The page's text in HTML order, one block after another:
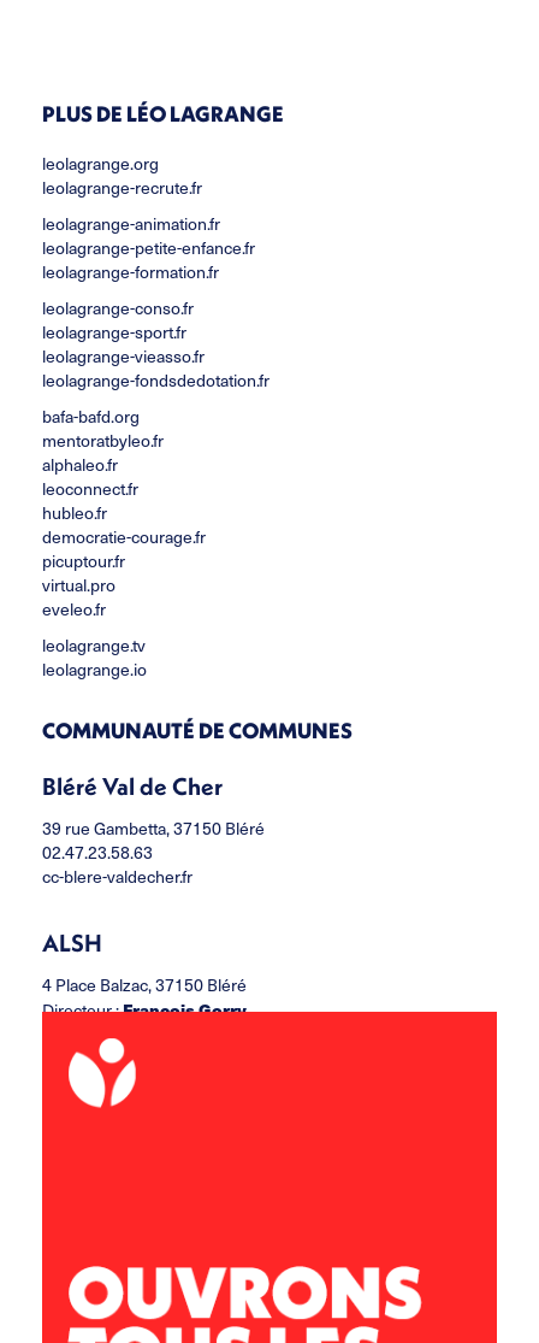
PLUS DE LÉO LAGRANGE
leolagrange.org
leolagrange-recrute.fr
leolagrange-animation.fr
leolagrange-petite-enfance.fr
leolagrange-formation.fr
leolagrange-conso.fr
leolagrange-sport.fr
leolagrange-vieasso.fr
leolagrange-fondsdedotation.fr
bafa-bafd.org
mentoratbyleo.fr
alphaleo.fr
leoconnect.fr
hubleo.fr
democratie-courage.fr
picuptour.fr
virtual.pro
eveleo.fr
leolagrange.tv
leolagrange.io
COMMUNAUTÉ DE COMMUNES
Bléré Val de Cher
39 rue Gambetta, 37150 Bléré
02.47.23.58.63
cc-blere-valdecher.fr
ALSH
4 Place Balzac, 37150 Bléré
Directeur :François Gorry
ccbvc.alsh@leolagrange.org
02.47.30.37.06
06.11.33.47.85
07.77.49.12.09